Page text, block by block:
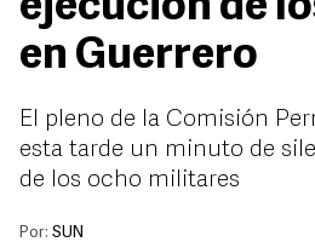
en Guerrero
El pleno de la Comisión
esta tarde un minuto de
de los ocho militares
Por: SUN